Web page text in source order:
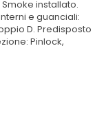
installato.
e guanciali:
D. Predisposto
Pinlock,